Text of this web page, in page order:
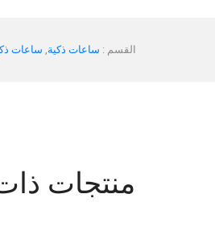
القسم : ساعات ذكية ساعات
منتجات